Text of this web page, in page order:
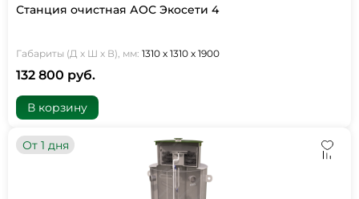
Станция очистная АОС Экосети 4
Габариты (Д х Ш х В), мм: 1310 х 1310 х 1900
132 800 руб.
В корзину
От 1 дня